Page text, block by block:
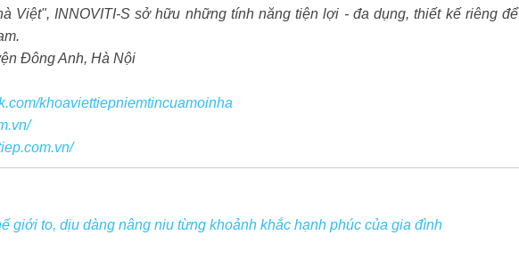
Việt", INNOVITI-S sở hữu những tính năng tiện lợi - đa dụng, thiết kế riêng để
Đông Anh, Hà Nội
khoaviettiepniemtincuamoinha
giới to, dịu dàng nâng niu từng khoảnh khắc hạnh phúc của gia đình